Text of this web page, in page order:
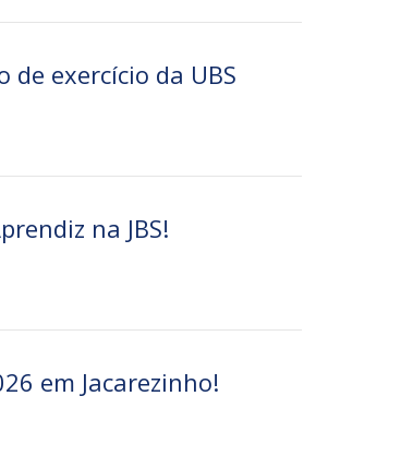
exercício da UBS
na JBS!
em Jacarezinho!